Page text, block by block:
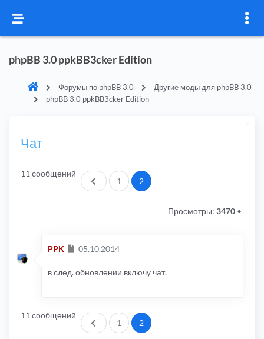
phpBB 3.0 ppkBB3cker Edition
Форумы по phpBB 3.0
Другие моды для phpBB 3.0
phpBB 3.0 ppkBB3cker Edition
Чат
11 сообщений
Пред.1 2
Просмотры: 3470 •
PPK Сообщение
05.10.2014
в след. обновлении включу чат.
11 сообщений
Пред.1 2